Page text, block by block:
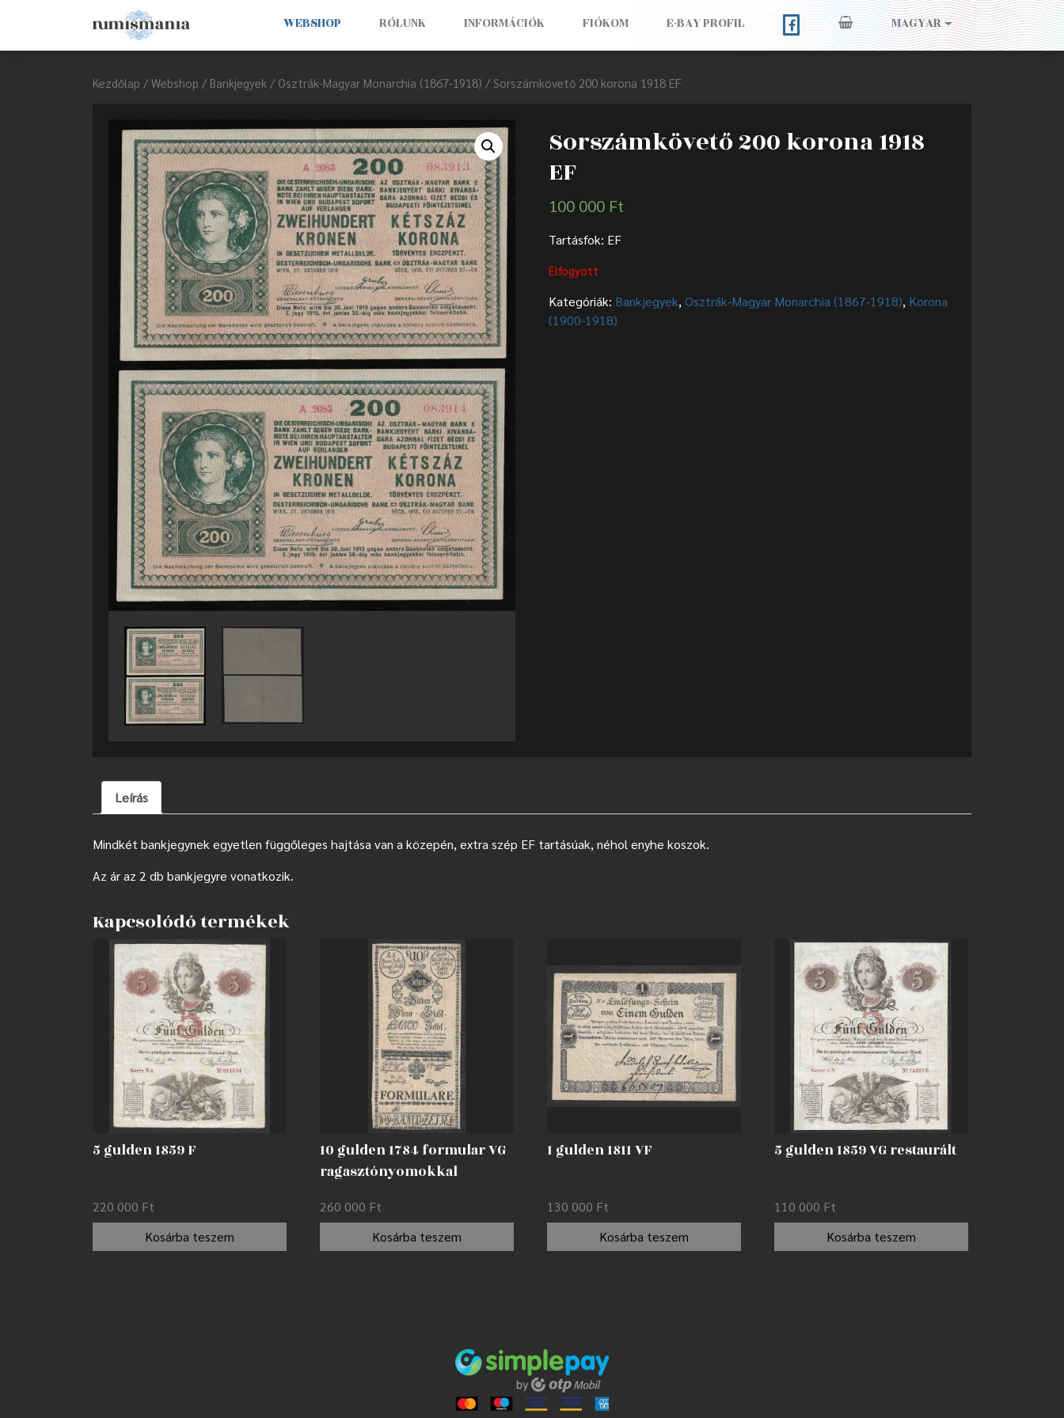
WEBSHOP RÓLUNK INFORMÁCIÓK FIÓKOM E-BAY PROFIL MAGYAR
Kezdőlap / Webshop / Bankjegyek / Osztrák-Magyar Monarchia (1867-1918) / Sorszámkövető 200 korona 1918 EF
Sorszámkövető 200 korona 1918
EF
100 000 Ft
Tartásfok: EF
Elfogyott
Kategóriák: Bankjegyek,Osztrák-Magyar Monarchia (1867-1918), Korona
(1900-1918)
Leírás
Mindkét bankjegynek egyetlen függőleges hajtása van a közepén, extra szép EF tartásúak, néhol enyhe koszok.
Az ár az 2 db bankjegyre vonatkozik.
Kapcsolódó termékek
5 gulden 1859 F
220 000 Ft
Kosárba teszem
10 gulden 1784 formular VG
ragasztónyomokkal
260 000 Ft
Kosárba teszem
1 gulden 1811 VF
130 000 Ft
Kosárba teszem
5 gulden 1859 VG restaurált
110 000 Ft
Kosárba teszem